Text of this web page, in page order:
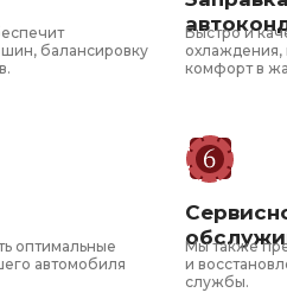
балансировку
Быстро и
охлаждения,
комфорт в
оптимальные
автомобиля
Мы также
и
службы.